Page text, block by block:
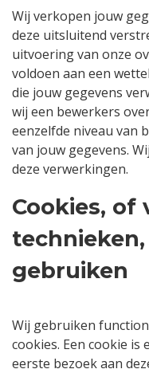
Wij verkopen jouw
deze uitsluitend
uitvoering van onze
voldoen aan een
die jouw gegevens
wij een bewerkers
eenzelfde niveau van
van jouw gegevens.
deze verwerkingen.
Cookies, of
gebruiken
Wij gebruiken
cookies. Een cookie
eerste bezoek aan